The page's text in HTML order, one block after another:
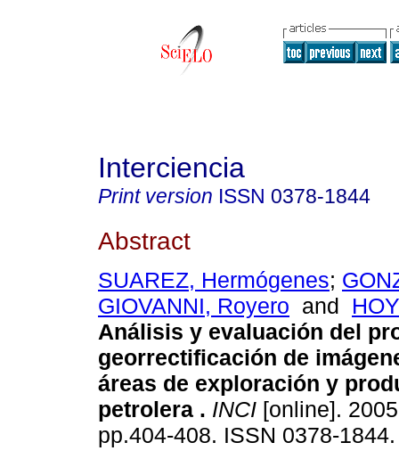
Interciencia
Print version ISSN 0378-1844
Abstract
SUAREZ, Hermógenes;
GIOVANNI, Royero and
Análisis y evaluación del
georrectificación de
áreas de exploración y
petrolera . INCI [online].
pp.404-408. ISSN 0378-1844.